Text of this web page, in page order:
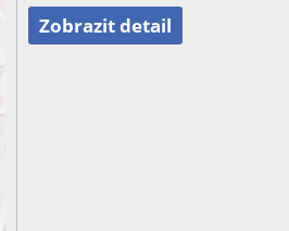
Zobrazit detail